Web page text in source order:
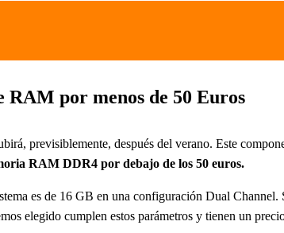
por menos de 50 Euros
previsiblemente, después del verano. Este
RAM DDR4 por debajo de los 50 euros.
es de 16 GB en una configuración Dual
elegido cumplen estos parámetros y tienen un